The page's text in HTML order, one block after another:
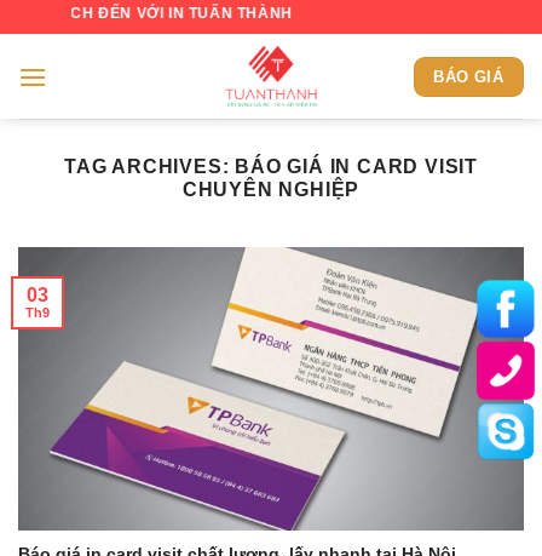
content
ĐẾN VỚI IN TUẤN THÀNH
BÁO GIÁ
TAG ARCHIVES: BÁO GIÁ IN CARD VISIT
CHUYÊN NGHIỆP
03
Th9